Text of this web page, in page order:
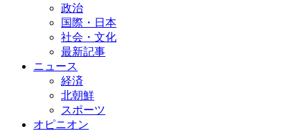
政治
国際・日本
社会・文化
最新記事
ニュース
経済
北朝鮮
スポーツ
オピニオン